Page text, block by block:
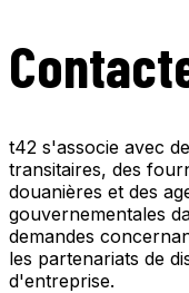
t42 s'associe avec
transitaires, des
douanières et des
gouvernementales
demandes
les partenariats de
d'entreprise.